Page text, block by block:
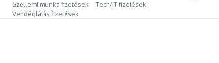
Szellemi munka fizetések
Tech/IT fizetések
Vendéglátás fizetések